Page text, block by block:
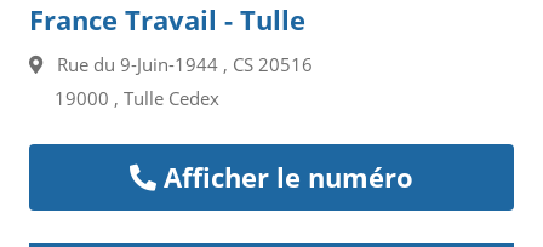
France Travail - Tulle
Rue du 9-Juin-1944 , CS 20516
19000 , Tulle Cedex
Afficher le numéro